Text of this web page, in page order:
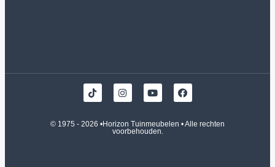
© 1975 - 2026 •Horizon Tuinmeubelen • Alle rechten
voorbehouden.